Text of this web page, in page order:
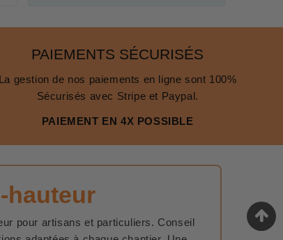
PAIEMENTS SÉCURISÉS
La gestion de nos paiements en ligne sont 100%
Sécurisés avec Stripe et Paypal.
PAIEMENT EN 4X POSSIBLE
hauteur
pour artisans et particuliers. Conseil